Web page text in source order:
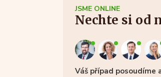
JSME ONLINE
Nechte si od
Váš případ posoudíme